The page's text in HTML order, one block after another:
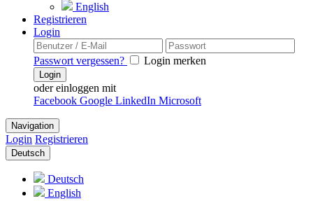
English
Registrieren
Login
Passwort vergessen? Login merken
Login
oder einloggen mit
Facebook Google LinkedIn Microsoft
Navigation
Login Registrieren
Deutsch
Deutsch
English